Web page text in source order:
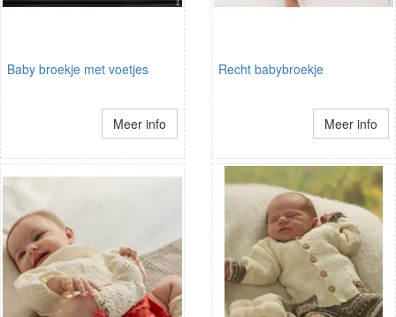
Baby broekje met voetjes
Meer info
Recht babybroekje
Meer info